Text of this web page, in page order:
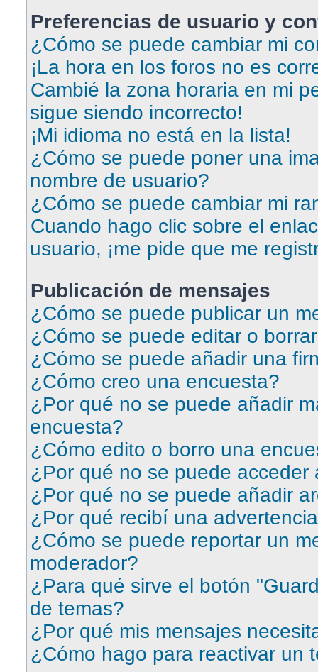
Preferencias de usuario y
¿Cómo se puede cambiar mi
¡La hora en los foros no es
Cambié la zona horaria en mi
sigue siendo incorrecto!
¡Mi idioma no está en la lista!
¿Cómo se puede poner una
nombre de usuario?
¿Cómo se puede cambiar mi
Cuando hago clic sobre el
usuario, ¡me pide que me
Publicación de mensajes
¿Cómo se puede publicar un
¿Cómo se puede editar o
¿Cómo se puede añadir una
¿Cómo creo una encuesta?
¿Por qué no se puede añadir
encuesta?
¿Cómo edito o borro una
¿Por qué no se puede acceder
¿Por qué no se puede añadir
¿Por qué recibí una
¿Cómo se puede reportar un
moderador?
¿Para qué sirve el botón
de temas?
¿Por qué mis mensajes
¿Cómo hago para reactivar un